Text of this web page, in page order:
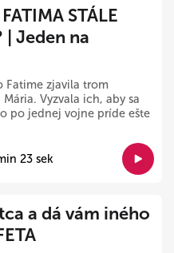
STÁLE
| Jeden na
Fatime zjavila trom
Vyzvala ich, aby sa
po jednej vojne príde ešte
23 sek
a dá vám iného